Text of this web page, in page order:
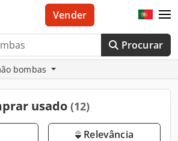
Procurar
Vender
bombas
usado (12)
Relevância